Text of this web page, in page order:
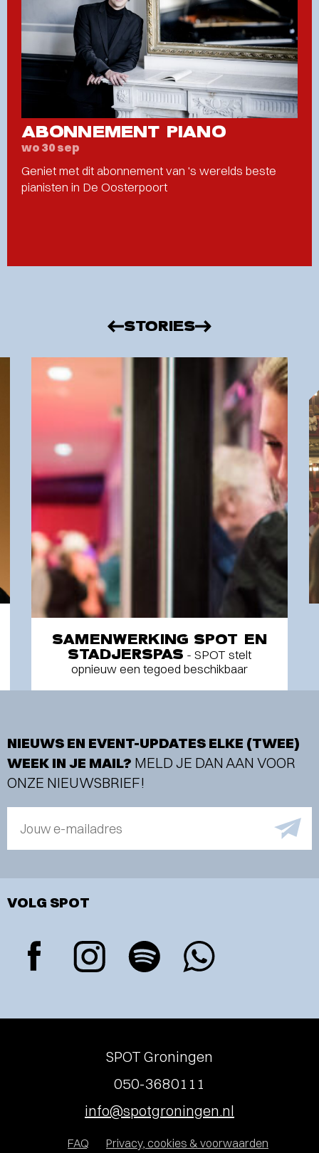
ABONNEMENT PIANO
wo 30 sep
Geniet met dit abonnement van 's werelds beste
pianisten in De Oosterpoort
STORIES
SAMENWERKING SPOT EN
STADJERSPAS - SPOT stelt
opnieuw een tegoed beschikbaar
NIEUWS EN EVENT-UPDATES ELKE (TWEE)
WEEK IN JE MAIL? MELD JE DAN AAN VOOR
ONZE NIEUWSBRIEF!
Jouw e-mailadres
VOLG SPOT
SPOT Groningen
050-3680111
info@spotgroningen.nl
FAQ
Privacy, cookies & voorwaarden